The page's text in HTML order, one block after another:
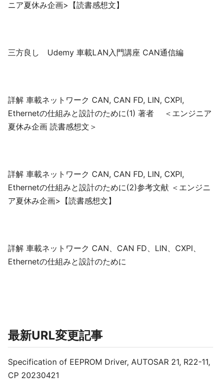
ニア夏休み企画>【読書感想文】
三方良し Udemy 車載LAN入門講座 CAN通信編
詳解 車載ネットワーク CAN, CAN FD, LIN, CXPI,
Ethernetの仕組みと設計のために(1) 著者 ＜エンジニア
夏休み企画 読書感想文＞
詳解 車載ネットワーク CAN, CAN FD, LIN, CXPI,
Ethernetの仕組みと設計のために(2)参考文献 ＜エンジニ
ア夏休み企画>【読書感想文】
詳解 車載ネットワーク CAN、CAN FD、LIN、CXPI、
Ethernetの仕組みと設計のために
最新URL変更記事
Specification of EEPROM Driver, AUTOSAR 21, R22-11,
CP 20230421